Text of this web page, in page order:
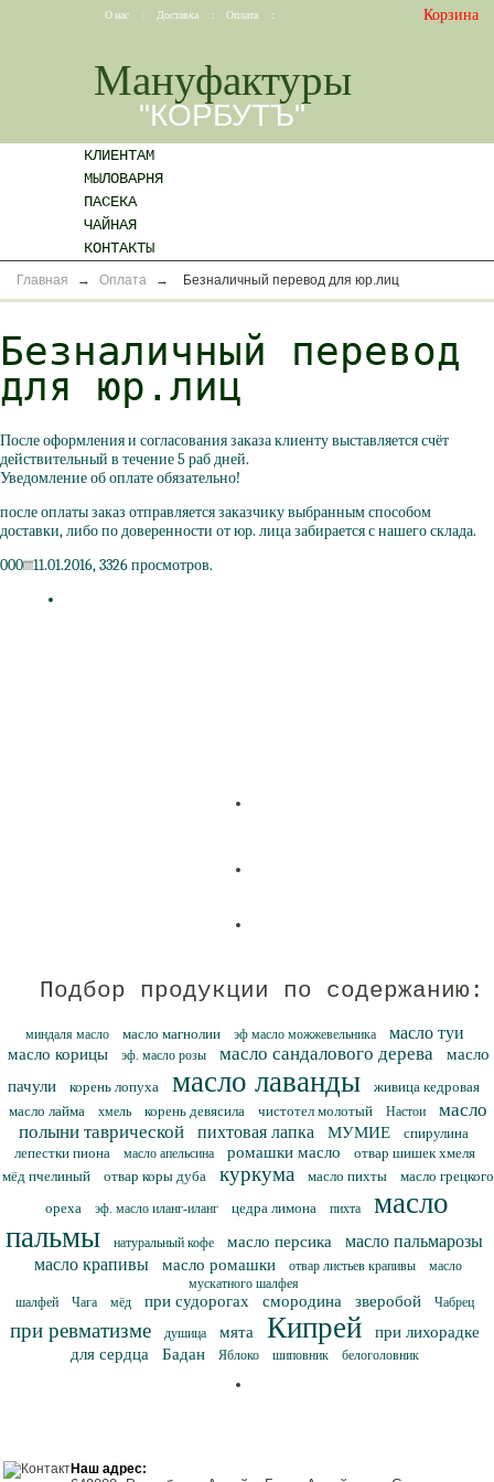
О нас : Доставка : Оплата : Корзина
Мануфактуры
"КОРБУТЪ"
КЛИЕНТАМ
МЫЛОВАРНЯ
ПАСЕКА
ЧАЙНАЯ
КОНТАКТЫ
Главная → Оплата → Безналичный перевод для юр.лиц
Безналичный перевод
для юр.лиц
После оформления и согласования заказа клиенту выставляется счёт
действительный в течение 5 раб дней.
Уведомление об оплате обязательно!
после оплаты заказ отправляется заказчику выбранным способом
доставки, либо по доверенности от юр. лица забирается с нашего склада.
000 11.01.2016,3326просмотров.
Подбор продукции по содержанию:
миндаля масло масло магнолии эф масло можжевельника масло туи
масло корицы эф. масло розы масло сандалового дерева
масло
пачули
корень лопуха масло лаванды
живица кедровая
масло лайма
хмель корень девясила чистотел молотый Настои
масло
полыни таврической
пихтовая лапка МУМИЕ
спирулина
лепестки пиона
масло апельсина ромашки масло
отвар шишек хмеля
мёд пчелиный
отвар коры дуба куркума масло пихты
масло грецкого
ореха
эф. масло иланг-иланг цедра лимона пихта
масло
пальмы
натуральный кофе масло персика
масло пальмарозы
масло крапивы
масло ромашки отвар листьев крапивы
масло
мускатного шалфея
шалфей
Чага мёд при судорогах смородина зверобой Чабрец
при ревматизме душица мята Кипрей
при лихорадке
для сердца
Бадан Яблоко шиповник белоголовник
Наш адрес: